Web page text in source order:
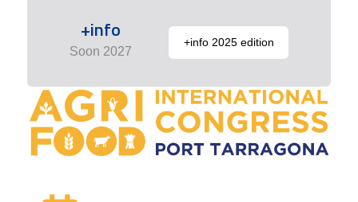
+info
Soon 2027
+info 2025 edition